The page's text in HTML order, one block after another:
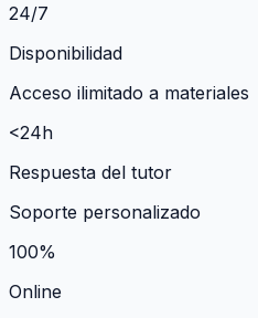
24/7
Disponibilidad
Acceso ilimitado a materiales
<24h
Respuesta del tutor
Soporte personalizado
100%
Online